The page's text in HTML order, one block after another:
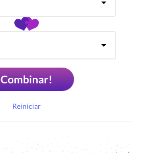
Combinar!
Reiniciar